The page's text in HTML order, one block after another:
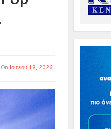
Ιουνίου 18, 2026